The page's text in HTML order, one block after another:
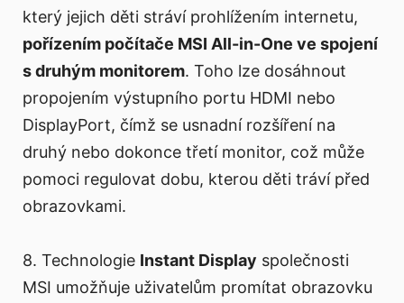
který jejich děti stráví prohlížením internetu,
pořízením počítače MSI All-in-One ve spojení
s druhým monitorem. Toho lze dosáhnout
propojením výstupního portu HDMI nebo
DisplayPort, čímž se usnadní rozšíření na
druhý nebo dokonce třetí monitor, což může
pomoci regulovat dobu, kterou děti tráví před
obrazovkami.
8. Technologie Instant Display společnosti
MSI umožňuje uživatelům promítat obrazovku